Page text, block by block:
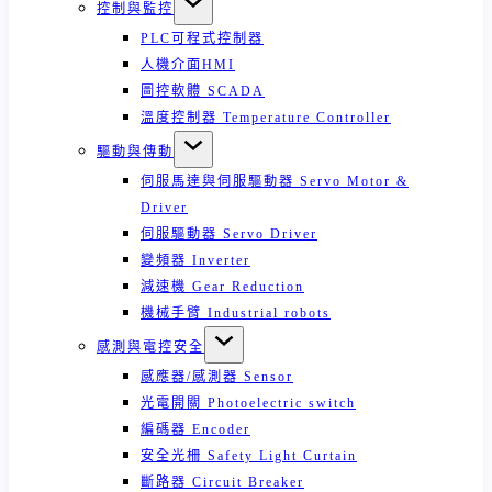
控制與監控
PLC可程式控制器
人機介面HMI
圖控軟體 SCADA
溫度控制器 Temperature Controller
驅動與傳動
伺服馬達與伺服驅動器 Servo Motor &
Driver
伺服驅動器 Servo Driver
變頻器 Inverter
減速機 Gear Reduction
機械手臂 Industrial robots
感測與電控安全
感應器/感測器 Sensor
光電開關 Photoelectric switch
編碼器 Encoder
安全光柵 Safety Light Curtain
斷路器 Circuit Breaker